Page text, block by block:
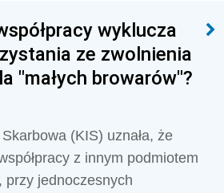
wyklucza
ze zwolnienia
"małych browarów"?
(KIS) uznała, że
z innym podmiotem
przy jednoczesnych